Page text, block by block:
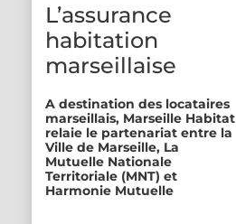
L’assurance
habitation
marseillaise
A destination des locataires
marseillais, Marseille Habitat
relaie le partenariat entre la
Ville de Marseille, La
Mutuelle Nationale
Territoriale (MNT) et
Harmonie Mutuelle